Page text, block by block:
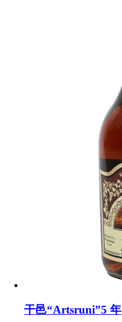
干邑“Artsruni”5 年